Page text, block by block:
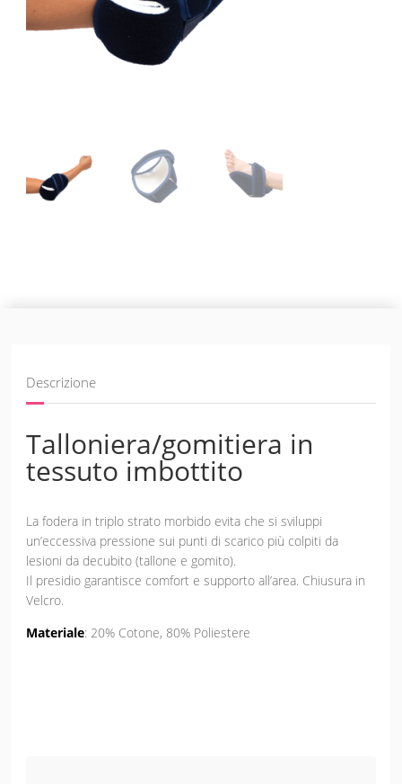
Descrizione
Talloniera/gomitiera in
tessuto imbottito
La fodera in triplo strato morbido evita che si sviluppi
un’eccessiva pressione sui punti di scarico più colpiti da
lesioni da decubito (tallone e gomito).
Il presidio garantisce comfort e supporto all’area. Chiusura in
Velcro.
Materiale: 20% Cotone, 80% Poliestere